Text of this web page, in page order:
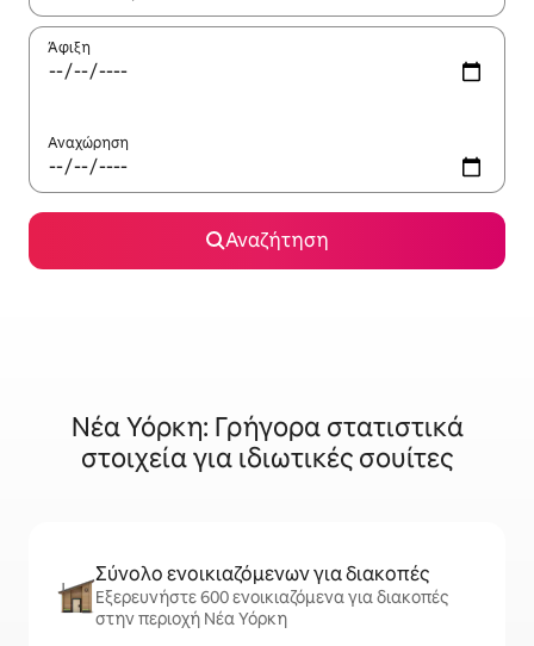
Άφιξη
Αναχώρηση
Αναζήτηση
Νέα Υόρκη: Γρήγορα στατιστικά
στοιχεία για ιδιωτικές σουίτες
Σύνολο ενοικιαζόμενων για διακοπές
Εξερευνήστε 600 ενοικιαζόμενα για διακοπές
στην περιοχή Νέα Υόρκη